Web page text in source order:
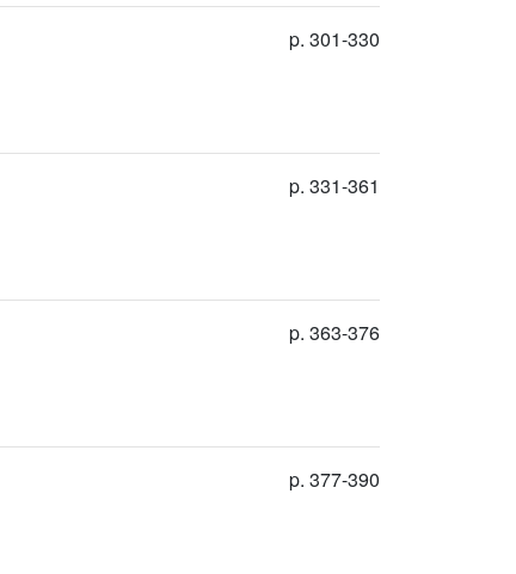
p. 301-330
p. 331-361
p. 363-376
p. 377-390